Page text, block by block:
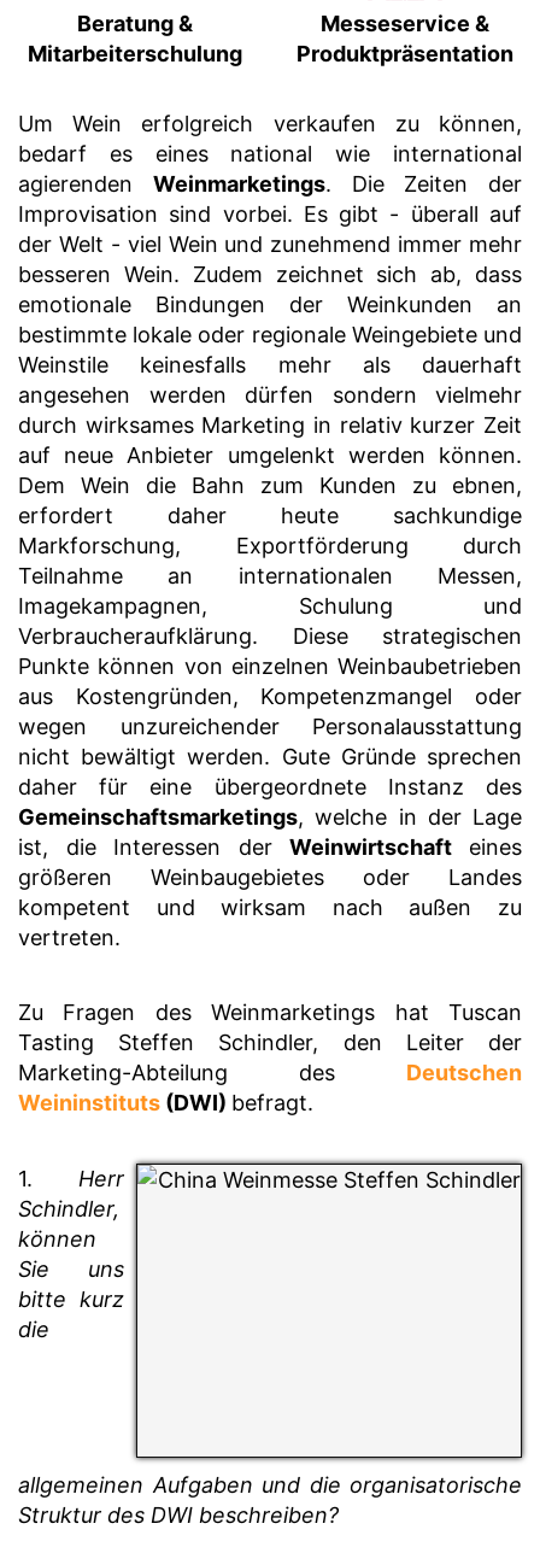
Beratung &
Mitarbeiterschulung
Messeservice &
Produktpräsentation
Um Wein erfolgreich verkaufen zu können,
bedarf es eines national wie international
agierenden Weinmarketings. Die Zeiten der
Improvisation sind vorbei. Es gibt - überall auf
der Welt - viel Wein und zunehmend immer mehr
besseren Wein. Zudem zeichnet sich ab, dass
emotionale Bindungen der Weinkunden an
bestimmte lokale oder regionale Weingebiete und
Weinstile keinesfalls mehr als dauerhaft
angesehen werden dürfen sondern vielmehr
durch wirksames Marketing in relativ kurzer Zeit
auf neue Anbieter umgelenkt werden können.
Dem Wein die Bahn zum Kunden zu ebnen,
erfordert daher heute sachkundige
Markforschung, Exportförderung durch
Teilnahme an internationalen Messen,
Imagekampagnen, Schulung und
Verbraucheraufklärung. Diese strategischen
Punkte können von einzelnen Weinbaubetrieben
aus Kostengründen, Kompetenzmangel oder
wegen unzureichender Personalausstattung
nicht bewältigt werden. Gute Gründe sprechen
daher für eine übergeordnete Instanz des
Gemeinschaftsmarketings, welche in der Lage
ist, die Interessen derWeinwirtschaft eines
größeren Weinbaugebietes oder Landes
kompetent und wirksam nach außen zu
vertreten.
Zu Fragen des Weinmarketings hat Tuscan
Tasting Steffen Schindler, den Leiter der
Marketing-Abteilung des Deutschen
Weininstituts (DWI) befragt.
1. Herr
Schindler,
können
Sie uns
bitte kurz
die
allgemeinen Aufgaben und die organisatorische
Struktur des DWI beschreiben?